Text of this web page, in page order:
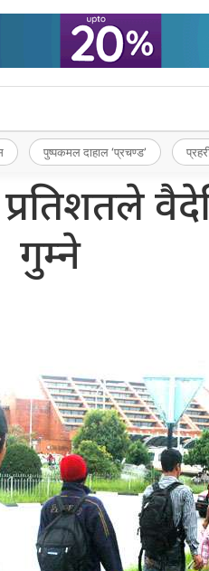
पुष्पकमल दाहाल ‘प्रचण्ड’
गुम्ने